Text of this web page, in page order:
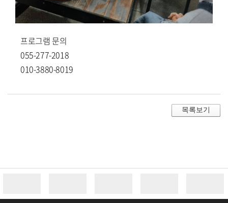
프로그램 문의
055-277-2018
010-3880-8019